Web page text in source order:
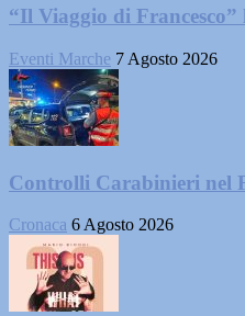
“Il Viaggio di Francesco”
Eventi Marche 7 Agosto 2026
Controlli Carabinieri nel
Cronaca 6 Agosto 2026